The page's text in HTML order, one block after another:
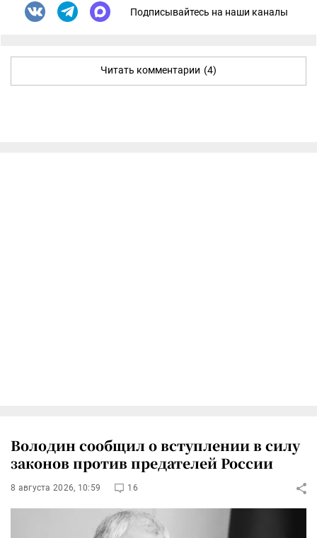
Подписывайтесь на наши каналы
Читать комментарии (4)
Володин сообщил о вступлении в силу
законов против предателей России
8 августа 2026, 10:59 16